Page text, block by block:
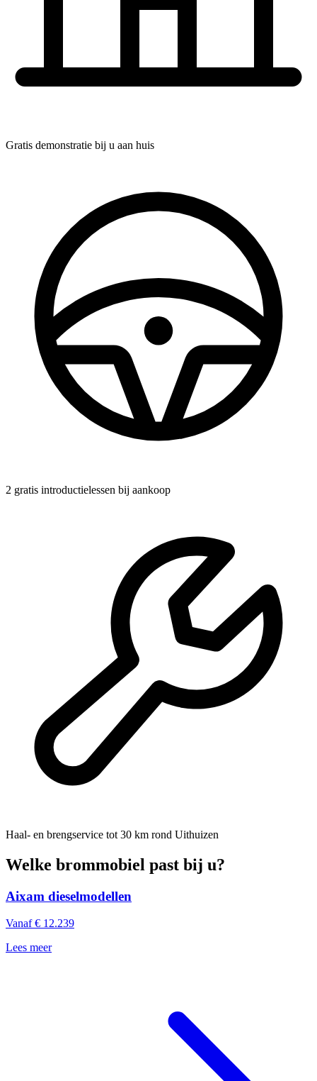
Gratis demonstratie bij u aan huis
2 gratis introductielessen bij aankoop
Haal- en brengservice tot 30 km rond Uithuizen
Welke brommobiel past bij u?
Aixam dieselmodellen
Vanaf € 12.239
Lees meer